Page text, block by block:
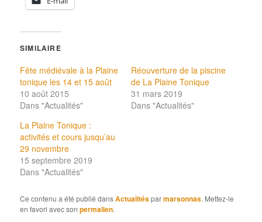
SIMILAIRE
Fête médiévale à la Plaine
tonique les 14 et 15 août
10 août 2015
Dans "Actualités"
Réouverture de la piscine
de La Plaine Tonique
31 mars 2019
Dans "Actualités"
La Plaine Tonique :
activités et cours jusqu’au
29 novembre
15 septembre 2019
Dans "Actualités"
Ce contenu a été publié dansActualitésparmarsonnas. Mettez-le
en favori avec sonpermalien.